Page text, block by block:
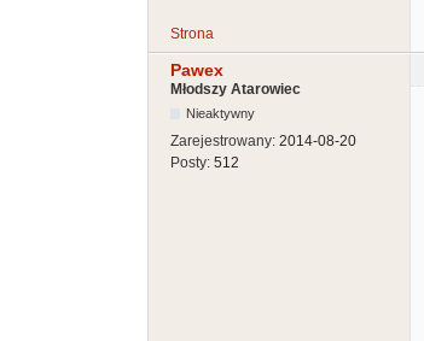
Strona
Pawex
Młodszy Atarowiec
Nieaktywny
Zarejestrowany: 2014-08-20
Posty: 512